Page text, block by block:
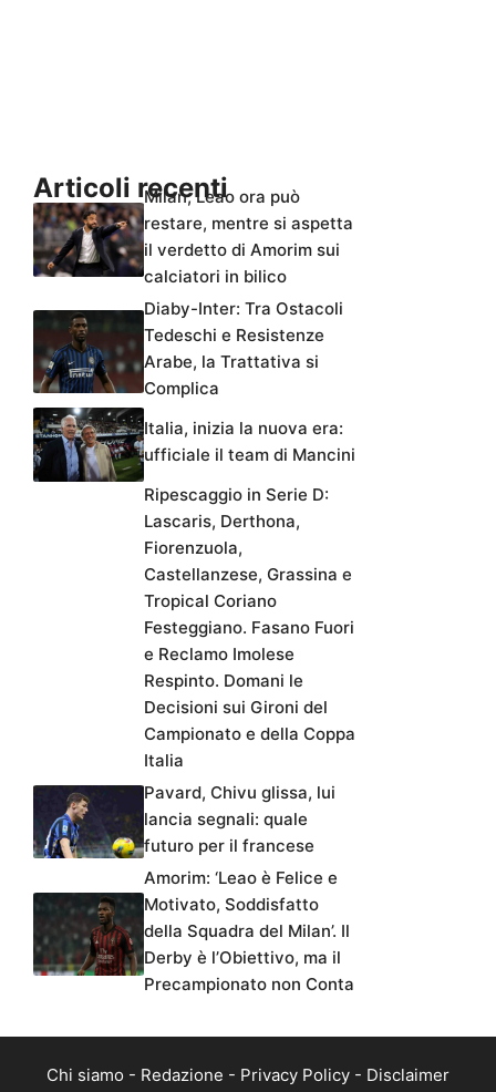
Articoli recenti
Milan, Leao ora può
restare, mentre si aspetta
il verdetto di Amorim sui
calciatori in bilico
Diaby-Inter: Tra Ostacoli
Tedeschi e Resistenze
Arabe, la Trattativa si
Complica
Italia, inizia la nuova era:
ufficiale il team di Mancini
Ripescaggio in Serie D:
Lascaris, Derthona,
Fiorenzuola,
Castellanzese, Grassina e
Tropical Coriano
Festeggiano. Fasano Fuori
e Reclamo Imolese
Respinto. Domani le
Decisioni sui Gironi del
Campionato e della Coppa
Italia
Pavard, Chivu glissa, lui
lancia segnali: quale
futuro per il francese
Amorim: ‘Leao è Felice e
Motivato, Soddisfatto
della Squadra del Milan’. Il
Derby è l’Obiettivo, ma il
Precampionato non Conta
Chi siamo - Redazione - Privacy Policy - Disclaimer